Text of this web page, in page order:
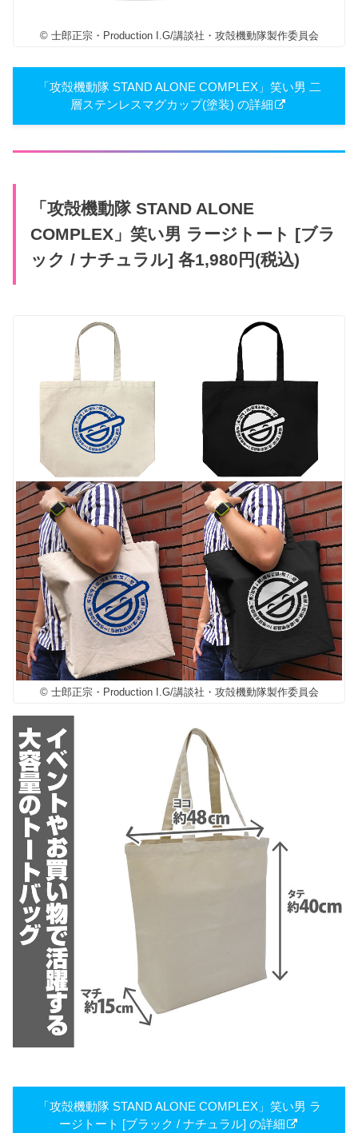
© 士郎正宗・Production I.G/講談社・攻殻機動隊製作委員会
「攻殻機動隊 STAND ALONE COMPLEX」笑い男 二
層ステンレスマグカップ(塗装) の詳細
「攻殻機動隊 STAND ALONE
COMPLEX」笑い男 ラージトート [ブラ
ック / ナチュラル] 各1,980円(税込)
© 士郎正宗・Production I.G/講談社・攻殻機動隊製作委員会
「攻殻機動隊 STAND ALONE COMPLEX」笑い男 ラ
ージトート [ブラック / ナチュラル] の詳細